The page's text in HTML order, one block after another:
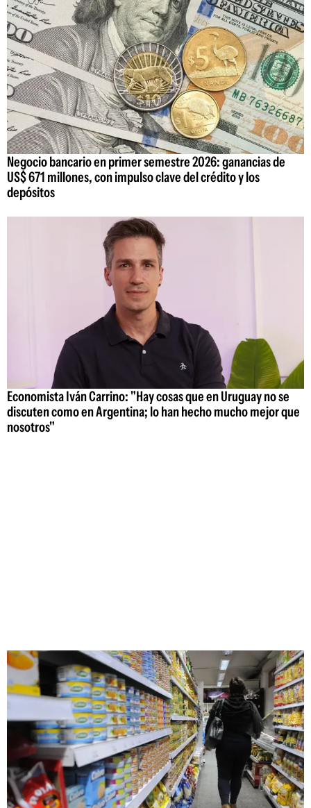
Negocio bancario en primer semestre 2026: ganancias de
US$ 671 millones, con impulso clave del crédito y los
depósitos
Economista Iván Carrino: "Hay cosas que en Uruguay no se
discuten como en Argentina; lo han hecho mucho mejor que
nosotros"